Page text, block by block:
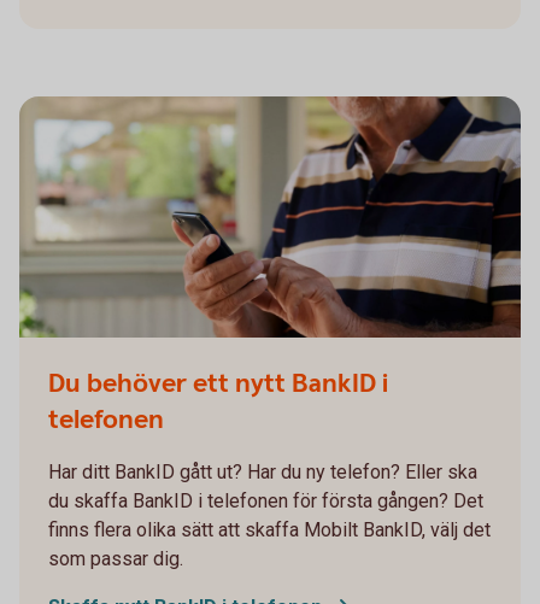
Du behöver ett nytt BankID i
telefonen
Har ditt BankID gått ut? Har du ny telefon? Eller ska
du skaffa BankID i telefonen för första gången? Det
finns flera olika sätt att skaffa Mobilt BankID, välj det
som passar dig.